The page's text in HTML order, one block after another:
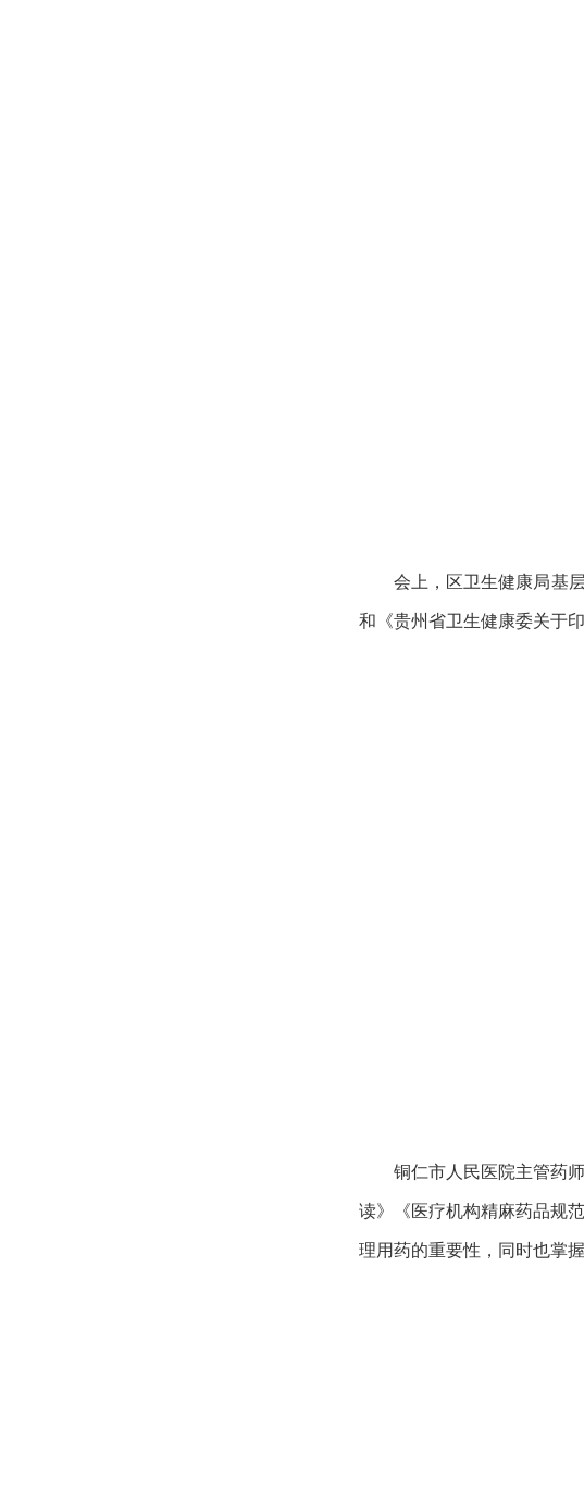
会上，区卫生健康局基
和《贵州省卫生健康委关于
铜仁市人民医院主管药
读》《医疗机构精麻药品规
理用药的重要性，同时也掌